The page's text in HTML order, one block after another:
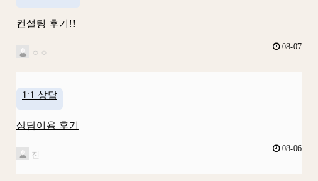
컨설팅 후기!!
ㅇㅇ
08-07
1:1 상담
상담이용 후기
진
08-06